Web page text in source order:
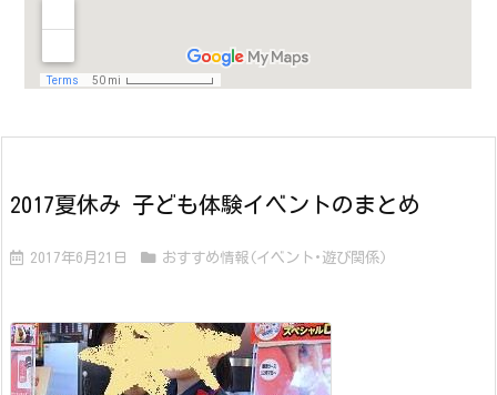
2017夏休み 子ども体験イベントのまとめ
2017年6月21日 おすすめ情報(イベント･遊び関係)